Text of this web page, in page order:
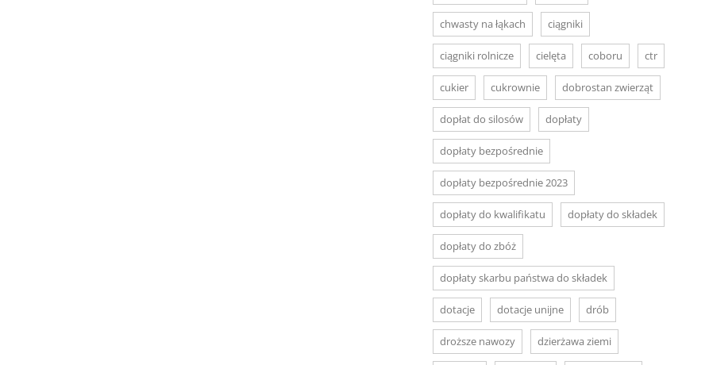
chwasty na łąkach ciągniki
ciągniki rolnicze cielęta coboru ctr
cukier cukrownie dobrostan zwierząt
dopłat do silosów dopłaty
dopłaty bezpośrednie
dopłaty bezpośrednie 2023
dopłaty do kwalifikatu dopłaty do składek
dopłaty do zbóż
dopłaty skarbu państwa do składek
dotacje dotacje unijne drób
droższe nawozy dzierżawa ziemi